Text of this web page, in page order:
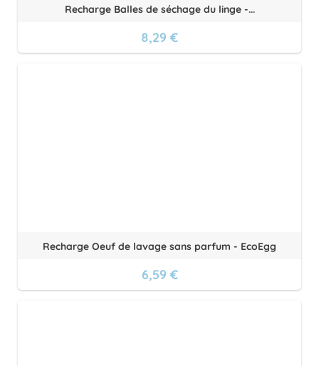
Recharge Balles de séchage du linge -...
8,29 €
Recharge Oeuf de lavage sans parfum - EcoEgg
6,59 €